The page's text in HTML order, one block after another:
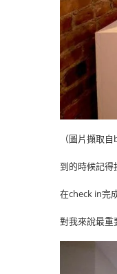
（圖片擷取
到的時候記
在check in完
對我來說最重